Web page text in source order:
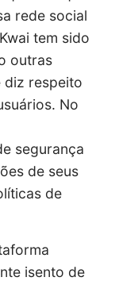
rede social
tem sido
outras
diz respeito
No
segurança
de seus
de
isento de